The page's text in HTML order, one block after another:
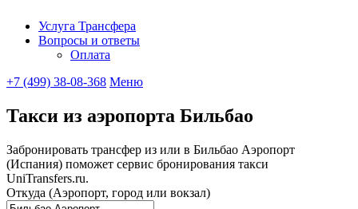
Услуга Трансфера
Вопросы и ответы
Оплата
+7 (499) 38-08-368 Меню
Такси из аэропорта Бильбао
Забронировать трансфер из или в Бильбао Аэропорт
(Испания) поможет сервис бронирования такси
UniTransfers.ru.
Откуда (Аэропорт, город или вокзал)